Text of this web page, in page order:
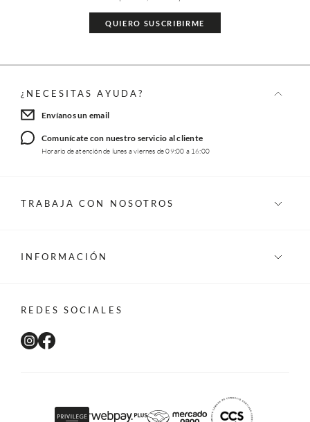
QUIERO SUSCRIBIRME
¿NECESITAS AYUDA?
Envíanos un email
Comunícate con nuestro servicio al cliente
Horario de atención de lunes a viernes de 09:00 a 16:00
TRABAJA CON NOSOTROS
INFORMACIÓN
REDES SOCIALES